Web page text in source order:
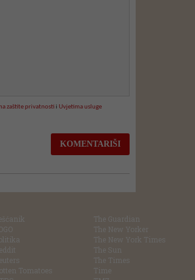
zaštite privatnostii Uvjetima usluge
Tomatoes
The Guardian
The New Yorker
The New York Times
The Sun
The Times
Time